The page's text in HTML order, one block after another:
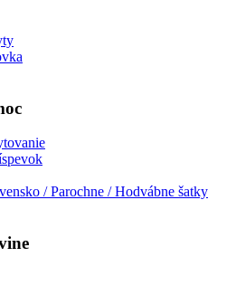
/ Parochne / Hodvábne šatky